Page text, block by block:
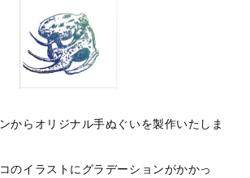
からオリジナル手ぬぐいを製作いたしま
のイラストにグラデーションがかかっ